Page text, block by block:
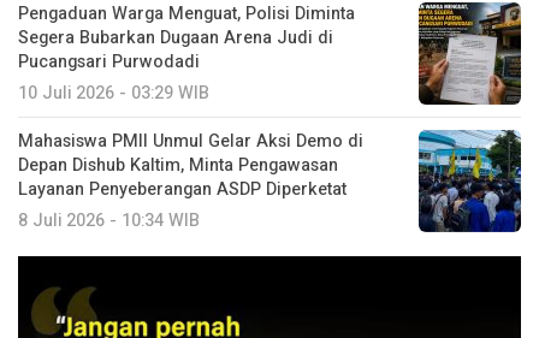
Pengaduan Warga Menguat, Polisi Diminta
Segera Bubarkan Dugaan Arena Judi di
Pucangsari Purwodadi
10 Juli 2026 - 03:29 WIB
Mahasiswa PMII Unmul Gelar Aksi Demo di
Depan Dishub Kaltim, Minta Pengawasan
Layanan Penyeberangan ASDP Diperketat
8 Juli 2026 - 10:34 WIB